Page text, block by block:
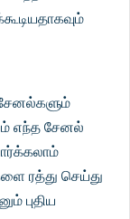
எந்த சேனல்
ரத்து செய்து
புதிய